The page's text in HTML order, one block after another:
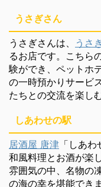
うさぎさん
うさぎさんは、 うさ
るお店です。こちら
験ができ、ペットホ
の一時預かりサービ
たちとの交流を楽し
しあわせの駅
居酒屋 唐津 「しあ
和風料理とお酒が楽
雰囲気の中、名物の
の海の幸を堪能でき